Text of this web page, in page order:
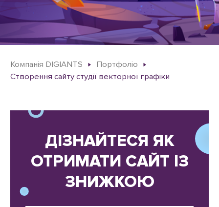
Компанія DIGIANTS
Портфоліо
Створення сайту студії векторної графіки
ДІЗНАЙТЕСЯ ЯК
ОТРИМАТИ САЙТ ІЗ
ЗНИЖКОЮ